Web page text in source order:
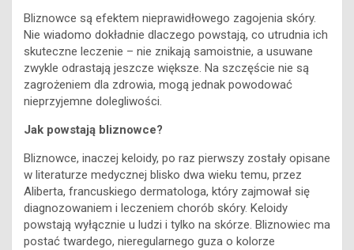
Bliznowce są efektem nieprawidłowego zagojenia skóry.
Nie wiadomo dokładnie dlaczego powstają, co utrudnia ich
skuteczne leczenie – nie znikają samoistnie, a usuwane
zwykle odrastają jeszcze większe. Na szczęście nie są
zagrożeniem dla zdrowia, mogą jednak powodować
nieprzyjemne dolegliwości.
Jak powstają bliznowce?
Bliznowce, inaczej keloidy, po raz pierwszy zostały opisane
w literaturze medycznej blisko dwa wieku temu, przez
Aliberta, francuskiego dermatologa, który zajmował się
diagnozowaniem i leczeniem chorób skóry. Keloidy
powstają wyłącznie u ludzi i tylko na skórze. Bliznowiec ma
postać twardego, nieregularnego guza o kolorze